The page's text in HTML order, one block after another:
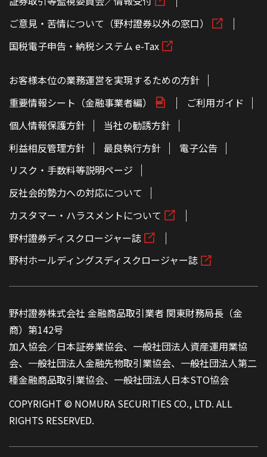
ご意見・苦情について（野村證券以外の窓口）
国税電子申告・納税システム e-Tax
お客様本位の業務運営を実現するための方針
重要情報シート（金融事業者編）
ご利用ガイド
個人情報保護方針
当社の勧誘方針
利益相反管理方針
最良執行方針
電子公告
リスク・手数料等説明ページ
反社会的勢力への対応について
カスタマー・ハラスメントについて
野村證券ディスクロージャー誌
野村ホールディングスディスクロージャー誌
野村證券株式会社 金融商品取引業者 関東財務局長（金
商）第142号
加入協会／日本証券業協会、一般社団法人資産運用業協
会、一般社団法人金融先物取引業協会、一般社団法人第二
種金融商品取引業協会、一般社団法人日本STO協会
COPYRIGHT © NOMURA SECURITIES CO., LTD. ALL
RIGHTS RESERVED.